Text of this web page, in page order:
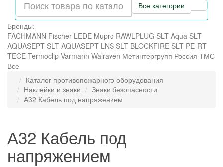
Все категории
Бренды:
FACHMANN Fischer LEDE Mupro RAWLPLUG SLT Aqua SLT
AQUASEPT SLT AQUASEPT LNS SLT BLOCKFIRE SLT PE-RT
TECE Termoclip Varmann Walraven Метинтергрупп Россия ТМС
Все
Каталог противопожарного оборудования
Наклейки и знаки
Знаки безопасности
А32 Кабель под напряжением
А32 Кабель под
напряжением